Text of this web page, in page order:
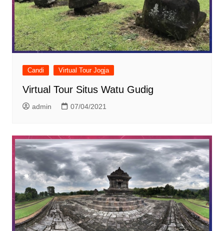
Candi Virtual Tour Jogja
Virtual Tour Situs Watu Gudig
admin 07/04/2021